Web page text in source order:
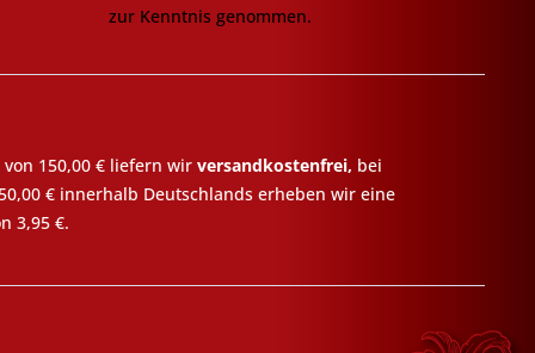
zur Kenntnis genommen.
150,00 € liefern wir versandkostenfrei, bei
€ innerhalb Deutschlands erheben wir eine
3,95 €.